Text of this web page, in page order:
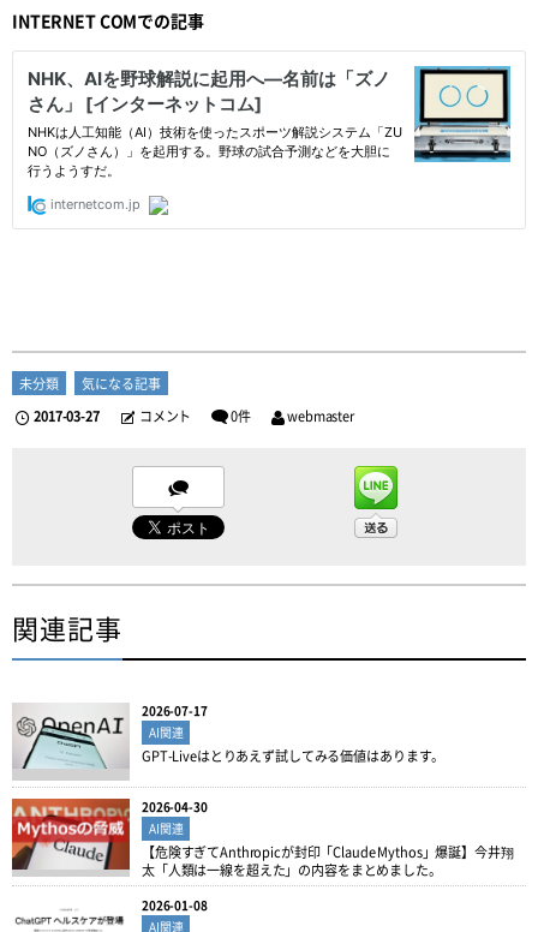
INTERNET COMでの記事
未分類
気になる記事
2017-03-27
コメント 0件 webmaster
関連記事
2026-07-17
AI関連
GPT-Liveはとりあえず試してみる価値はあります。
2026-04-30
AI関連
【危険すぎてAnthropicが封印「Claude Mythos」爆誕】今井翔
太「人類は一線を超えた」の内容をまとめました。
2026-01-08
AI関連